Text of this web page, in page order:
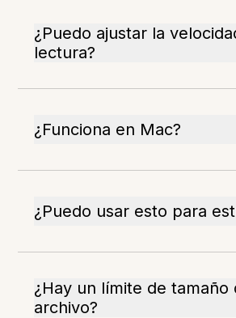
¿Puedo ajustar la
lectura?
¿Funciona en Mac?
¿Puedo usar esto para
¿Hay un límite de tamaño
archivo?